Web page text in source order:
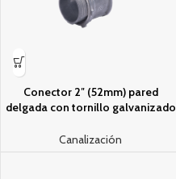
Conector 2″ (52mm) pared
delgada con tornillo galvanizado
Canalización